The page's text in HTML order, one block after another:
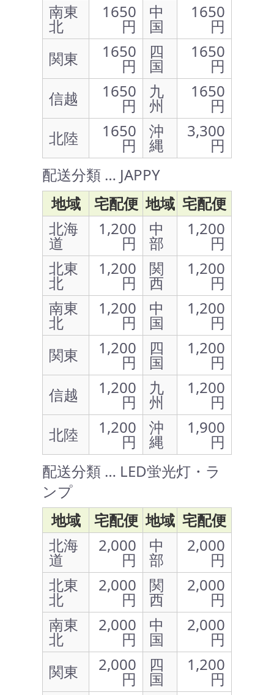
南東
北
1650
円
中
国
1650
円
関東
1650
円
四
国
1650
円
信越
1650
円
九
州
1650
円
北陸
1650
円
沖
縄
3,300
円
配送分類 … JAPPY
地域
宅配便 地域 宅配便
北海
道
1,200
円
中
部
1,200
円
北東
北
1,200
円
関
西
1,200
円
南東
北
1,200
円
中
国
1,200
円
関東
1,200
円
四
国
1,200
円
信越
1,200
円
九
州
1,200
円
北陸
1,200
円
沖
縄
1,900
円
配送分類 … LED蛍光灯・ラ
ンプ
地域
宅配便 地域 宅配便
北海
道
2,000
円
中
部
2,000
円
北東
北
2,000
円
関
西
2,000
円
南東
北
2,000
円
中
国
2,000
円
関東
2,000
円
四
国
1,200
円